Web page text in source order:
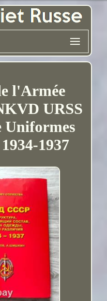
l'Armée
URSS
Uniformes
1937